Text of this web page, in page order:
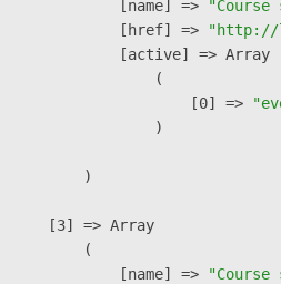
            [name] =>
            [href] =>
"http://
            [active] => Array
                (
                    [0] =>
                )
        )
    [3] => Array
        (
            [name] =>